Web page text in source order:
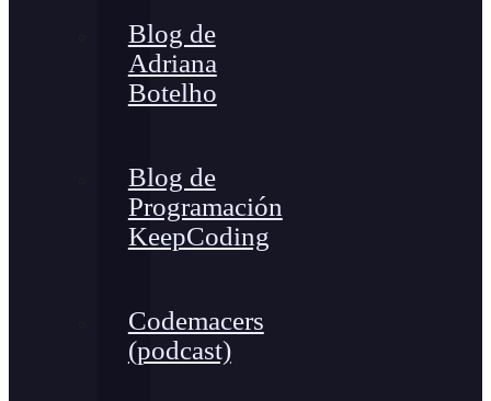
Blog de
Adriana
Botelho
Blog de
Programación
KeepCoding
Codemacers
(podcast)